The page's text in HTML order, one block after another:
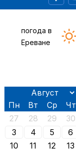
погода в
Ереване
Пн Вт Ср Чт
27
28 29 30
3
4 5 6
10
11 12 13